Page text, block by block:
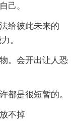
己。
给彼此未来的
。
。会开出让人恐
都是很短暂的。
不掉